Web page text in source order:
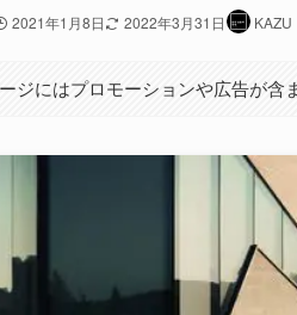
2021年1月8日 2022年3月31日 KAZU
ジにはプロモーションや広告が含